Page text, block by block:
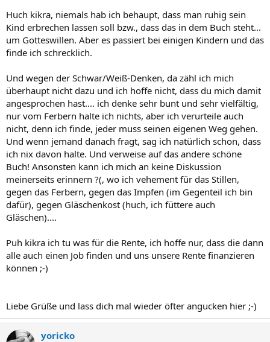
soll?????? :hae? Ich habe es nicht gelesen und über das Ferbern
immer nur am Rande erfahren. Meine Schwester hat ihren Lütten
jedenfalls so zum Durchschlafen bekommen. Eines allerdings kann
ich dir schwören: Hätte der Kleine auch nur annähernd ähnliche
Anzeichen gezeigt, hätte sie das nicht durchgehalten. Wenn er sich
ihm beim Pieseln/Schietern so weh tat, dass das passierte), standen
ihr schon Tränen in den Augen. So weit hätte sie es also niemals
kommen lassen. Aber in abgeschwächter Form hat sie wohl Erfolg
gehabt...
Und daher sehe ich es genau so wie Mia.. nicht alles muss bis aufs
Messer ausgereizt werden, um erfolgreich zu sein. Aber mit
Menschen, die nur schwarz oder weiß malen, krieg ich auf Dauer
echt Probleme.
Beispiele gibt es in diesem Forum genug. Sei es das Stillen, der
Umgang mit dem Tragetuch, das Impfen, das Ferbern, die Meinung
zu Gläschenkost, bestimmten Firmen, die hier verrissen werden..
:shake.. irgendwann konnte ich es nicht mehr hören. Und leider
M. M. sollte jeder für sich das finden, das zu seiner individuellen
Situation passt. Aber genauso wenig, wie alle Kinder gleich sind,
sind es eben die Methoden, die zum Erfolg führen.
herausgefallen: CONGRATULATIONS!!!!!!!!!!!!!! :maldrueck
:maldrueck :maldrueck :druecker Du sicherst unsere Renten! 8) 8)
Was sagt der große Schwarze dazu? :rofl
Huch kikra, niemals hab ich behaupt, dass man ruhig sein
Kind erbrechen lassen soll bzw., dass das in dem Buch steht...
um Gotteswillen. Aber es passiert bei einigen Kindern und das
finde ich schrecklich.
Und wegen der Schwar/Weiß-Denken, da zähl ich mich
überhaupt nicht dazu und ich hoffe nicht, dass du mich damit
angesprochen hast.... ich denke sehr bunt und sehr vielfältig,
nur vom Ferbern halte ich nichts, aber ich verurteile auch
nicht, denn ich finde, jeder muss seinen eigenen Weg gehen.
Und wenn jemand danach fragt, sag ich natürlich schon, dass
ich nix davon halte. Und verweise auf das andere schöne
Buch! Ansonsten kann ich mich an keine Diskussion
meinerseits erinnern ?(, wo ich vehement für das Stillen,
gegen das Ferbern, gegen das Impfen (im Gegenteil ich bin
dafür), gegen Gläschenkost (huch, ich füttere auch
Gläschen)....
Puh kikra ich tu was für die Rente, ich hoffe nur, dass die dann
alle auch einen Job finden und uns unsere Rente finanzieren
können ;-)
Liebe Grüße und lass dich mal wieder öfter angucken hier ;-)
yoricko